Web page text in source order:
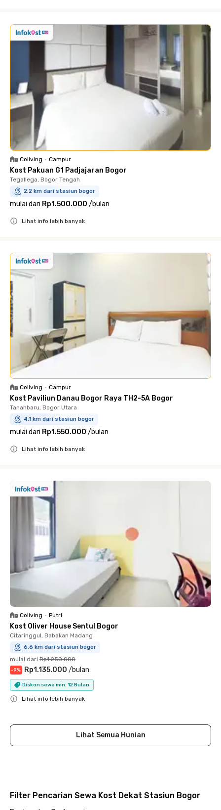
Coliving • Campur
Kost Pakuan G1 Padjajaran Bogor
Tegallega, Bogor Tengah
2.2 km dari stasiun bogor
mulai dari Rp1.500.000 /bulan
Lihat info lebih banyak
Coliving • Campur
Kost Paviliun Danau Bogor Raya TH2-5A Bogor
Tanahbaru, Bogor Utara
4.1 km dari stasiun bogor
mulai dari Rp1.550.000 /bulan
Lihat info lebih banyak
Coliving • Putri
Kost Oliver House Sentul Bogor
Citaringgul, Babakan Madang
6.6 km dari stasiun bogor
mulai dari Rp1.250.000
-9% Rp1.135.000 /bulan
Diskon sewa min. 12 Bulan
Lihat info lebih banyak
Lihat Semua Hunian
Filter Pencarian Sewa Kost Dekat Stasiun Bogor